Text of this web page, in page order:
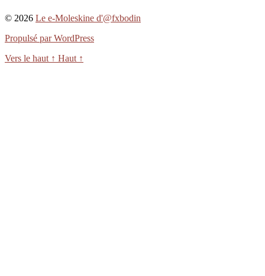
© 2026 Le e-Moleskine d'@fxbodin
Propulsé par WordPress
Vers le haut ↑ Haut ↑